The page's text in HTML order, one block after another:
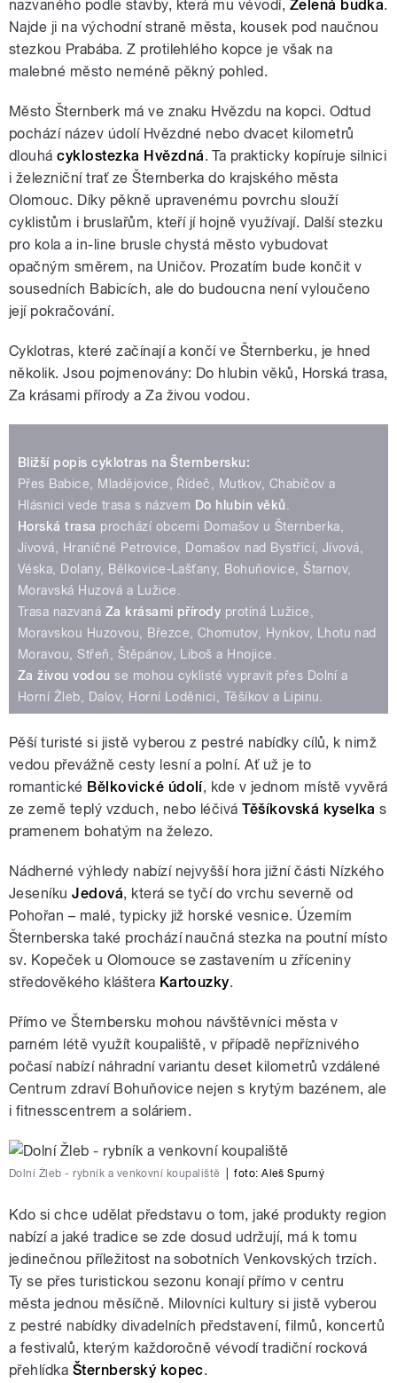
nazvaného podle stavby, která mu vévodí, Zelená budka.
Najde ji na východní straně města, kousek pod naučnou
stezkou Prabába. Z protilehlého kopce je však na
malebné město neméně pěkný pohled.
Město Šternberk má ve znaku Hvězdu na kopci. Odtud
pochází název údolí Hvězdné nebo dvacet kilometrů
dlouhá cyklostezka Hvězdná. Ta prakticky kopíruje silnici
i železniční trať ze Šternberka do krajského města
Olomouc. Díky pěkně upravenému povrchu slouží
cyklistům i bruslařům, kteří jí hojně využívají. Další stezku
pro kola a in-line brusle chystá město vybudovat
opačným směrem, na Uničov. Prozatím bude končit v
sousedních Babicích, ale do budoucna není vyloučeno
její pokračování.
Cyklotras, které začínají a končí ve Šternberku, je hned
několik. Jsou pojmenovány: Do hlubin věků, Horská trasa,
Za krásami přírody a Za živou vodou.
Bližší popis cyklotras na Šternbersku:
Přes Babice, Mladějovice, Řídeč, Mutkov, Chabičov a
Hlásnici vede trasa s názvem Do hlubin věků
Horská trasa prochází obcemi Domašov u Šternberka,
Jívová, Hraničné Petrovice, Domašov nad Bystřicí, Jívová,
Véska, Dolany, Bělkovice-Lašťany, Bohuňovice, Štarnov,
Moravská Huzová a Lužice.
Trasa nazvaná Za krásami přírody protíná Lužice,
Moravskou Huzovou, Březce, Chomutov, Hynkov, Lhotu nad
Moravou, Střeň, Štěpánov, Liboš a Hnojice.
Za živou vodou se mohou cyklisté vypravit přes Dolní a
Horní Žleb, Dalov, Horní Loděnici, Těšíkov a Lipinu.
Pěší turisté si jistě vyberou z pestré nabídky cílů, k nimž
vedou převážně cesty lesní a polní. Ať už je to
romantické Bělkovické údolí, kde v jednom místě vyvěrá
ze země teplý vzduch, nebo léčiváTěšíkovská kyselka s
pramenem bohatým na železo.
Nádherné výhledy nabízí nejvyšší hora jižní části Nízkého
JeseníkuJedová, která se tyčí do vrchu severně od
Pohořan – malé, typicky již horské vesnice. Územím
Šternberska také prochází naučná stezka na poutní místo
sv. Kopeček u Olomouce se zastavením u zříceniny
středověkého kláštera Kartouzky.
Přímo ve Šternbersku mohou návštěvníci města v
parném létě využít koupaliště, v případě nepříznivého
počasí nabízí náhradní variantu deset kilometrů vzdálené
Centrum zdraví Bohuňovice nejen s krytým bazénem, ale
i fitnesscentrem a soláriem.
Dolní Žleb - rybník a venkovní koupaliště foto: Aleš Spurný
Kdo si chce udělat představu o tom, jaké produkty region
nabízí a jaké tradice se zde dosud udržují, má k tomu
jedinečnou příležitost na sobotních Venkovských trzích.
Ty se přes turistickou sezonu konají přímo v centru
města jednou měsíčně. Milovníci kultury si jistě vyberou
z pestré nabídky divadelních představení, filmů, koncertů
a festivalů, kterým každoročně vévodí tradiční rocková
přehlídka Šternberský kopec.